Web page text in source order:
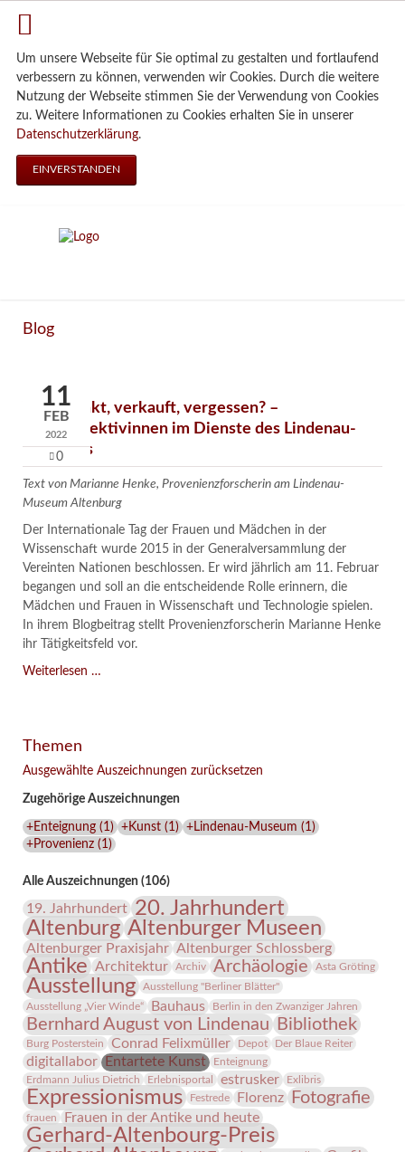
Um unsere Webseite für Sie optimal zu gestalten und fortlaufend
verbessern zu können, verwenden wir Cookies. Durch die weitere
Nutzung der Webseite stimmen Sie der Verwendung von Cookies
zu. Weitere Informationen zu Cookies erhalten Sie in unserer
Datenschutzerklärung.
EINVERSTANDEN
Blog
11
FEB
2022
0
Verschenkt, verkauft, vergessen? –
Kunstdetektivinnen im Dienste des Lindenau-
Museums
Text von Marianne Henke, Provenienzforscherin am Lindenau-
Museum Altenburg
Der Internationale Tag der Frauen und Mädchen in der
Wissenschaft wurde 2015 in der Generalversammlung der
Vereinten Nationen beschlossen. Er wird jährlich am 11. Februar
begangen und soll an die entscheidende Rolle erinnern, die
Mädchen und Frauen in Wissenschaft und Technologie spielen.
In ihrem Blogbeitrag stellt Provenienzforscherin Marianne Henke
ihr Tätigkeitsfeld vor.
Weiterlesen …
im
des
Lindenau-
Museums
Themen
Ausgewählte Auszeichnungen zurücksetzen
Zugehörige Auszeichnungen
+Enteignung(1 ) +Kunst(1 ) +Lindenau-Museum (1 )
+Provenienz(1 )
Alle Auszeichnungen (106)
19. Jahrhundert 20. Jahrhundert
Altenburg Altenburger Museen
Altenburger Praxisjahr Altenburger Schlossberg
Antike Architektur Archiv Archäologie Asta Gröting
Ausstellung
Ausstellung "Berliner Blätter"
Ausstellung „Vier Winde“
Bauhaus Berlin in den Zwanziger Jahren
Bernhard August von Lindenau Bibliothek
Burg Posterstein Conrad Felixmüller Depot Der Blaue Reiter
digitallabor Entartete Kunst
Enteignung
Erdmann Julius Dietrich
Erlebnisportal estrusker Exlibris
Expressionismus Festrede Florenz Fotografie
frauen Frauen in der Antike und heute
Gerhard-Altenbourg-Preis